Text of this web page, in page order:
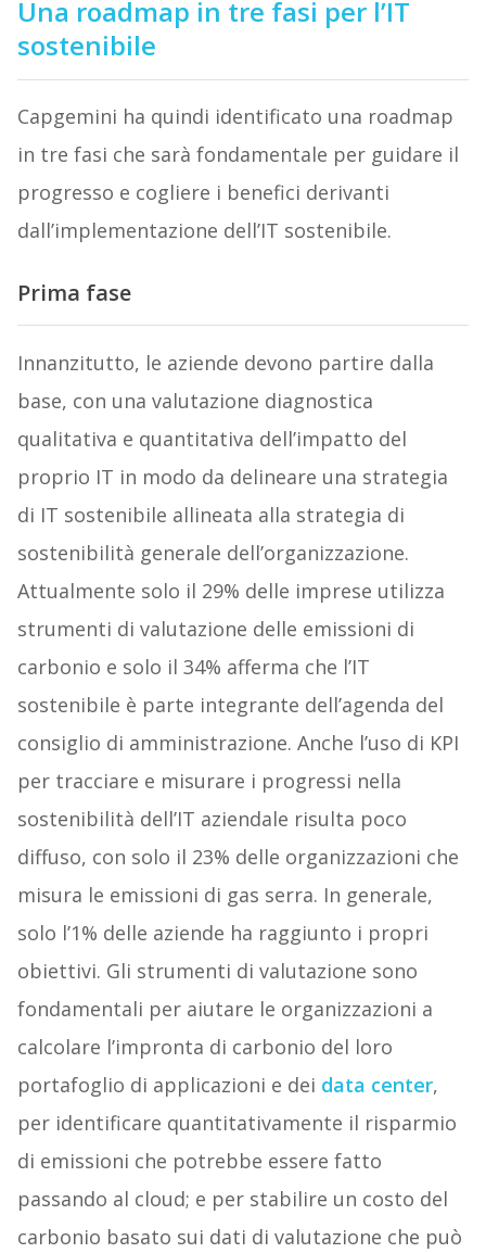
Una roadmap in tre fasi per l’IT
sostenibile
Capgemini ha quindi identificato una roadmap
in tre fasi che sarà fondamentale per guidare il
progresso e cogliere i benefici derivanti
dall’implementazione dell’IT sostenibile.
Prima fase
Innanzitutto, le aziende devono partire dalla
base, con una valutazione diagnostica
qualitativa e quantitativa dell’impatto del
proprio IT in modo da delineare una strategia
di IT sostenibile allineata alla strategia di
sostenibilità generale dell’organizzazione.
Attualmente solo il 29% delle imprese utilizza
strumenti di valutazione delle emissioni di
carbonio e solo il 34% afferma che l’IT
sostenibile è parte integrante dell’agenda del
consiglio di amministrazione. Anche l’uso di KPI
per tracciare e misurare i progressi nella
sostenibilità dell’IT aziendale risulta poco
diffuso, con solo il 23% delle organizzazioni che
misura le emissioni di gas serra. In generale,
solo l’1% delle aziende ha raggiunto i propri
obiettivi. Gli strumenti di valutazione sono
fondamentali per aiutare le organizzazioni a
calcolare l’impronta di carbonio del loro
portafoglio di applicazioni e dei data center,
per identificare quantitativamente il risparmio
di emissioni che potrebbe essere fatto
passando al cloud; e per stabilire un costo del
carbonio basato sui dati di valutazione che può